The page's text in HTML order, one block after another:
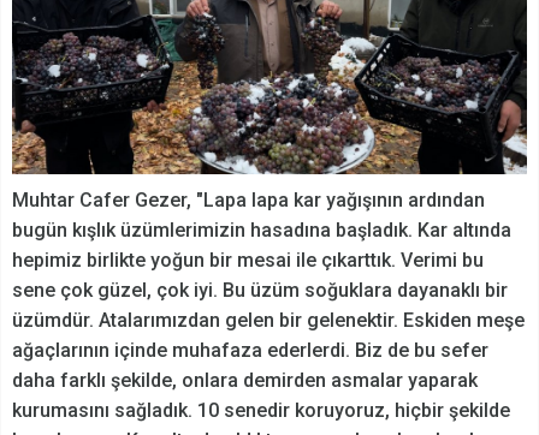
Muhtar Cafer Gezer, "Lapa lapa kar yağışının ardından
bugün kışlık üzümlerimizin hasadına başladık. Kar altında
hepimiz birlikte yoğun bir mesai ile çıkarttık. Verimi bu
sene çok güzel, çok iyi. Bu üzüm soğuklara dayanaklı bir
üzümdür. Atalarımızdan gelen bir gelenektir. Eskiden meşe
ağaçlarının içinde muhafaza ederlerdi. Biz de bu sefer
daha farklı şekilde, onlara demirden asmalar yaparak
kurumasını sağladık. 10 senedir koruyoruz, hiçbir şekilde